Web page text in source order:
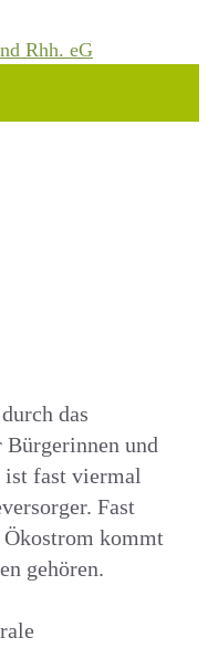
das
und
fast viermal
Fast
kommt
gehören.